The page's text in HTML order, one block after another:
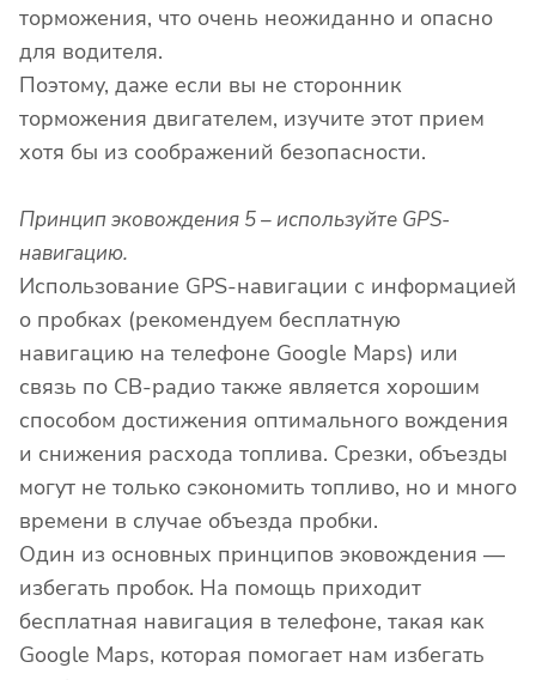
торможения, что очень неожиданно и опасно
для водителя.
Поэтому, даже если вы не сторонник
торможения двигателем, изучите этот прием
хотя бы из соображений безопасности.
Принцип эковождения 5 – используйте GPS-
навигацию.
Использование GPS-навигации с информацией
о пробках (рекомендуем бесплатную
навигацию на телефоне Google Maps) или
связь по CB-радио также является хорошим
способом достижения оптимального вождения
и снижения расхода топлива. Срезки, объезды
могут не только сэкономить топливо, но и много
времени в случае объезда пробки.
Один из основных принципов эковождения —
избегать пробок. На помощь приходит
бесплатная навигация в телефоне, такая как
Google Maps, которая помогает нам избегать